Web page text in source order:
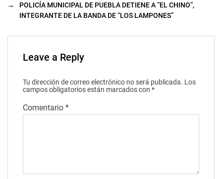
→
POLICÍA MUNICIPAL DE PUEBLA DETIENE A “EL CHINO”,
INTEGRANTE DE LA BANDA DE “LOS LAMPONES”
Leave a Reply
Tu dirección de correo electrónico no será publicada. Los
campos obligatorios están marcados con *
Comentario *